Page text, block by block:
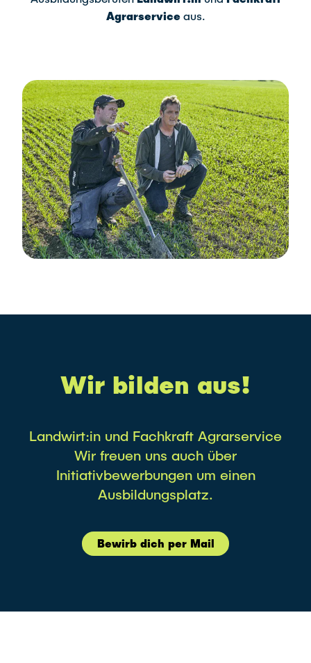
Agrarserviceaus.
Wir bilden aus!
Landwirt:in und Fachkraft Agrarservice
Wir freuen uns auch über
Initiativbewerbungen um einen
Ausbildungsplatz.
Bewirb dich per Mail